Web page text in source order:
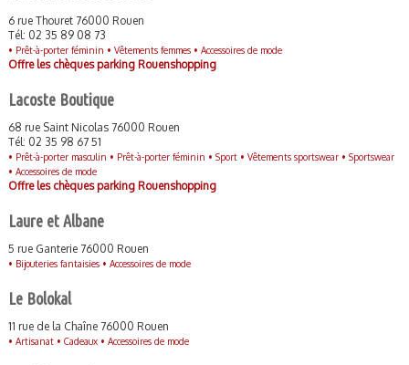
6 rue Thouret 76000 Rouen
Tél: 02 35 89 08 73
• Prêt-à-porter féminin • Vêtements femmes • Accessoires de mode
Offre les chèques parking Rouenshopping
Lacoste Boutique
68 rue Saint Nicolas 76000 Rouen
Tél: 02 35 98 67 51
• Prêt-à-porter masculin • Prêt-à-porter féminin • Sport • Vêtements sportswear • Sportswear
• Accessoires de mode
Offre les chèques parking Rouenshopping
Laure et Albane
5 rue Ganterie 76000 Rouen
• Bijouteries fantaisies • Accessoires de mode
Le Bolokal
11 rue de la Chaîne 76000 Rouen
• Artisanat • Cadeaux • Accessoires de mode